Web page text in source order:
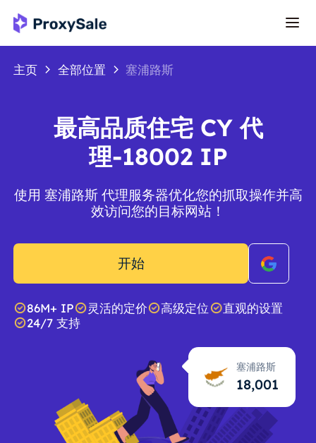
主页 全部位置 塞浦路斯
最高品质住宅 CY 代
理-18002 IP
使用 塞浦路斯 代理服务器优化您的抓取操作并高
效访问您的目标网站！
开始
86M+ IP 灵活的定价 高级定位
直观的设置
24/7 支持
塞浦路斯
18,002